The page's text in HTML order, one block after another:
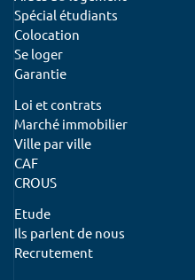
Spécial étudiants
Colocation
Se loger
Garantie
Loi et contrats
Marché immobilier
Ville par ville
CAF
CROUS
Etude
Ils parlent de nous
Recrutement